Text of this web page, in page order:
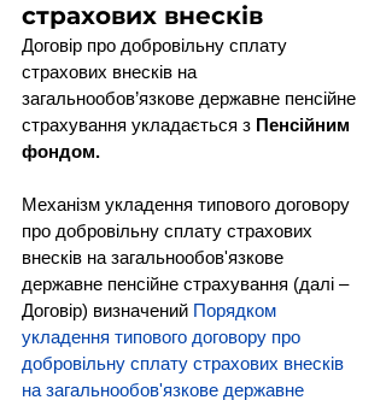
страхових внесків
Договір про добровільну сплату
страхових внесків на
загальнообов’язкове державне пенсійне
страхування укладається з Пенсійним
фондом.
Механізм укладення типового договору
про добровільну сплату страхових
внесків на загальнообов'язкове
державне пенсійне страхування (далі –
Договір) визначений Порядком
укладення типового договору про
добровільну сплату страхових внесків
на загальнообов'язкове державне